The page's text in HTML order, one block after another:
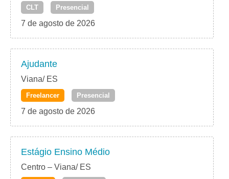
CLT Presencial
7 de agosto de 2026
Ajudante
Viana/ ES
Freelancer Presencial
7 de agosto de 2026
Estágio Ensino Médio
Centro – Viana/ ES